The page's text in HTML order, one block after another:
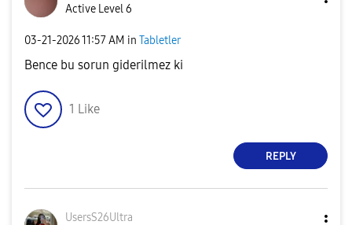
Active Level 6
‎03-21-202611:57 AM in Tabletler
Bence bu sorun giderilmez ki
1 Like
REPLY
UsersS26Ultra